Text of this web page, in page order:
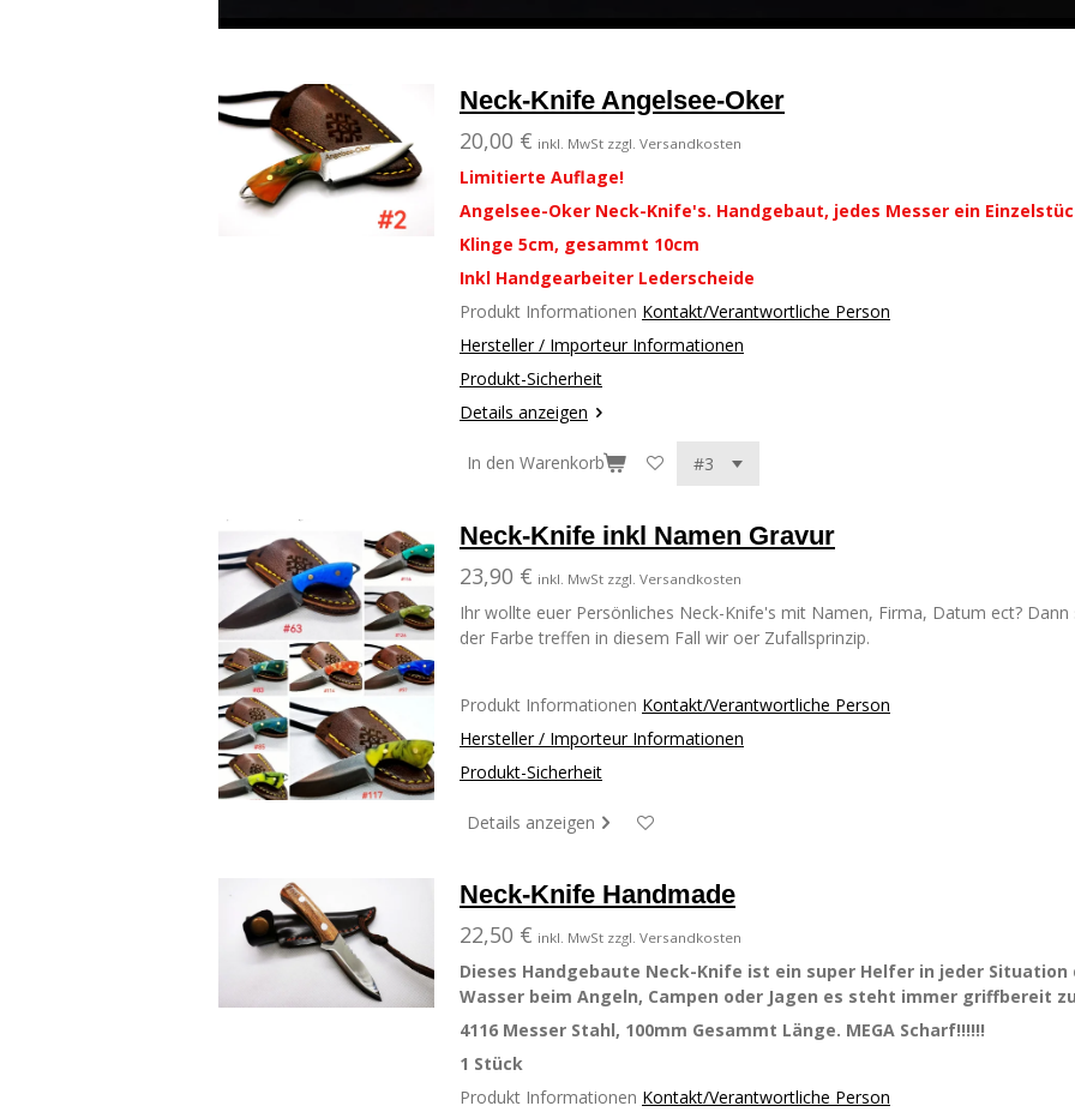
Neck-Knife Angelsee-Oker
20,00 € inkl. MwSt zzgl. Versandkosten
Limitierte Auflage!
Angelsee-Oker Neck-Knife's. Handgebaut, jedes Messer ein
Klinge 5cm, gesammt 10cm
Inkl Handgearbeiter Lederscheide
Produkt Informationen Kontakt/Verantwortliche Person
Hersteller / Importeur Informationen
Produkt-Sicherheit
Details anzeigen
In den Warenkorb
Neck-Knife inkl Namen Gravur
23,90 € inkl. MwSt zzgl. Versandkosten
Ihr wollte euer Persönliches Neck-Knife's mit Namen, Firma, Datum ect?
der Farbe treffen in diesem Fall wir oer Zufallsprinzip.
Produkt Informationen Kontakt/Verantwortliche Person
Hersteller / Importeur Informationen
Produkt-Sicherheit
Details anzeigen
Neck-Knife Handmade
22,50 € inkl. MwSt zzgl. Versandkosten
Dieses Handgebaute Neck-Knife ist ein super Helfer in jeder Situation
Wasser beim Angeln, Campen oder Jagen es steht immer griffbereit
4116 Messer Stahl, 100mm Gesammt Länge. MEGA Scharf!!!!!!
1 Stück
Produkt Informationen Kontakt/Verantwortliche Person